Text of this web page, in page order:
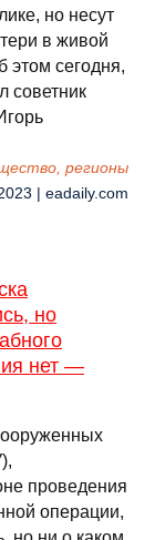
но несут
в живой
этом сегодня,
советник
регионы
| eadaily.com
но
нет —
проведения
операции,